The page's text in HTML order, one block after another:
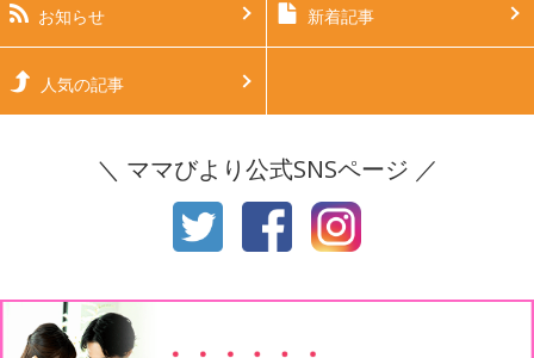
生後4ヶ月 生後5ヶ月
生後6ヶ月
生後11ヶ月
3才
お知らせ 新着記事
人気の記事
＼ ママびより公式SNSページ ／